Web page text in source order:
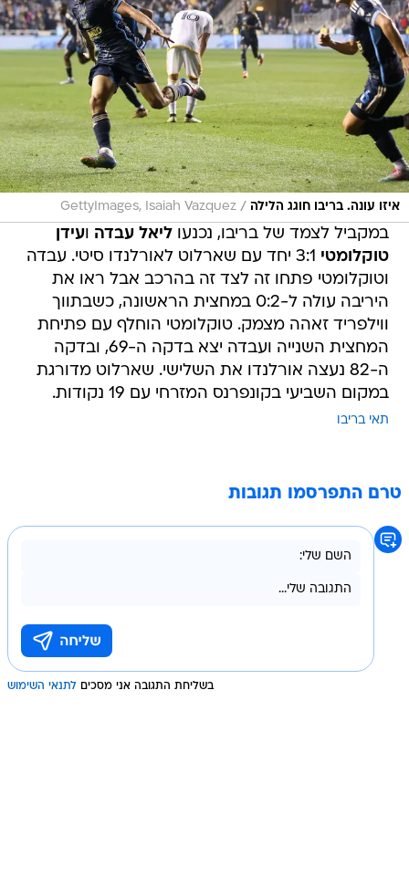
איזו עונה. בריבו חוגג הלילה /
GettyImages, Isaiah Vazquez
במקביל לצמד של בריבו, נכנעוליאל עבדה ועידן
טוקלומטי
3:1 יחד עם שארלוט לאורלנדו סיטי. עבדה
וטוקלומטי פתחו זה לצד זה בהרכב אבל ראו את
היריבה עולה ל-0:2 במחצית הראשונה, כשבתווך
ווילפריד זאהה מצמק. טוקלומטי הוחלף עם פתיחת
המחצית השנייה ועבדה יצא בדקה ה-69, ובדקה
ה-82 נעצה אורלנדו את השלישי. שארלוט מדורגת
במקום השביעי בקונפרנס המזרחי עם 19 נקודות.
תאי בריבו
טרם התפרסמו תגובות
בשליחת התגובה אני מסכים לתנאי השימוש